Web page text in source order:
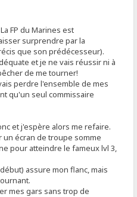
FP du Marines est
surprendre par la
que son prédécesseur).
et je ne vais réussir ni à
de me tourner!
perdre l'ensemble de mes
qu'un seul commissaire
et j'espère alors me refaire.
écran de troupe somme
pour atteindre le fameux lvl 3,
assure mon flanc, mais
mes gars sans trop de